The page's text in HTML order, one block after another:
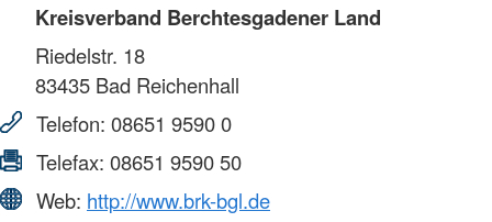
Kreisverband Berchtesgadener Land
Riedelstr. 18
83435 Bad Reichenhall
Telefon: 08651 9590 0
Telefax: 08651 9590 50
Web: http://www.brk-bgl.de